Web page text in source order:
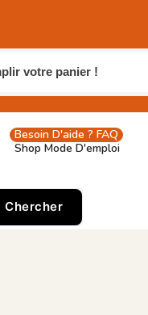
votre panier !
Shop Mode D'emploi
Besoin D'aide ? FAQ
Chercher